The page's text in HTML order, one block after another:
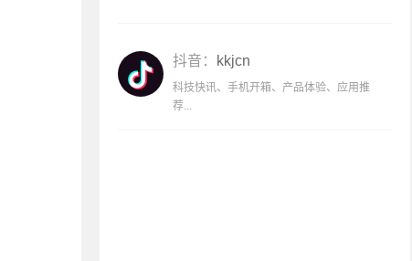
抖音： kkjcn
科技快讯、手机开箱、产品体验、应用推
荐...